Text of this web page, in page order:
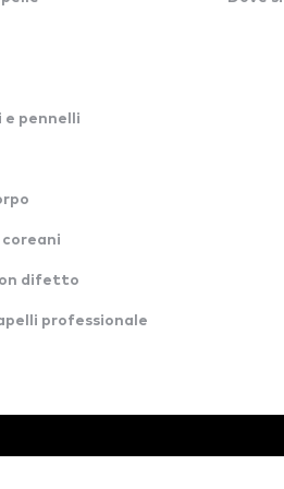
pennelli
difetto
professionale